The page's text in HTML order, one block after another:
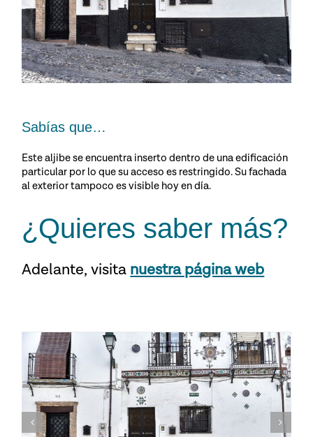
Sabías que…
Este aljibe se encuentra inserto dentro de una edificación
particular por lo que su acceso es restringido. Su fachada
al exterior tampoco es visible hoy en día.
¿Quieres saber más?
Adelante,visita nuestra página web